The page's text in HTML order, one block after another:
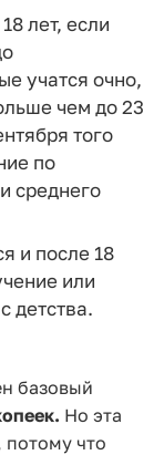
лет, если
учатся очно,
чем до 23
того
по
среднего
и после 18
или
детства.
базовый
Но эта
потому что